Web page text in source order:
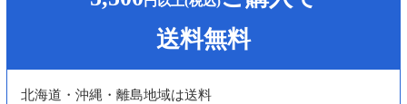
送料無料
北海道・沖縄・離島地域は送料